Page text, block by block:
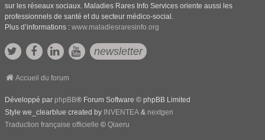
sur les réseaux sociaux. Maladies Rares Info Services oriente aussi les
professionnels de santé et du secteur médico-social.
Plus d’informations : www.maladiesraresinfo.org
newsletter
Accueil du forum
Développé par phpBB® Forum Software © phpBB Limited
Style we_clearblue created by INVENTEA & nextgen
Traduction française officielle © Qiaeru